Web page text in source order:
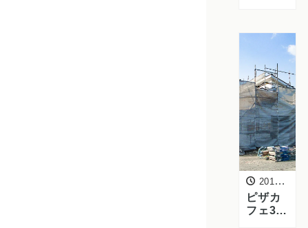
咲きま
2012年4月5日
ピザカ
フェ30